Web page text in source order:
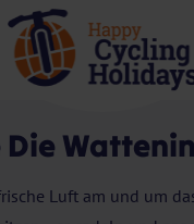
Die
Luft am und um